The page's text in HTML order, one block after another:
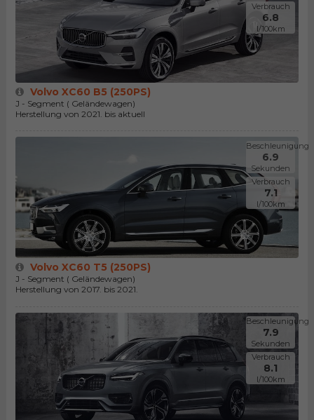
Verbrauch
6.8
l/100km
Volvo XC60 B5 (250PS)
J - Segment ( Geländewagen)
Herstellung von 2021. bis aktuell
Beschleunigung
6.9
Sekunden
Verbrauch
7.1
l/100km
Volvo XC60 T5 (250PS)
J - Segment ( Geländewagen)
Herstellung von 2017. bis 2021.
Beschleunigung
7.9
Sekunden
Verbrauch
8.1
l/100km